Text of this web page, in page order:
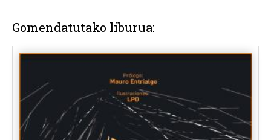
Gomendatutako liburua: